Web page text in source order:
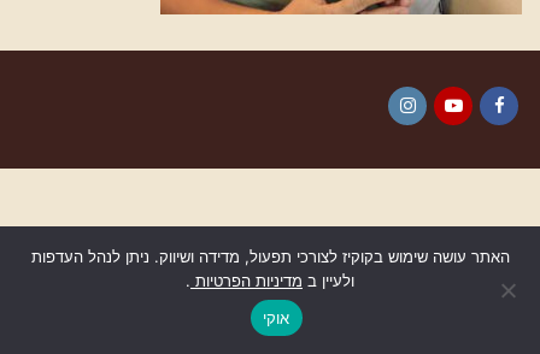
גלילה
האתר עושה שימוש בקוקיז לצורכי תפעול, מדידה ושיווק. ניתן לנהל העדפות
ולעיין ב מדיניות הפרטיות .
אוקי